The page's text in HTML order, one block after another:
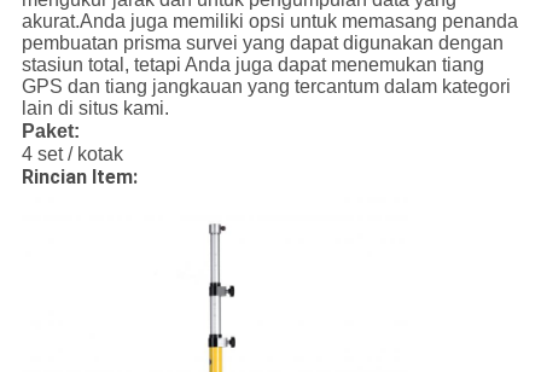
akurat.Anda juga memiliki opsi untuk memasang penanda
pembuatan prisma survei yang dapat digunakan dengan
stasiun total, tetapi Anda juga dapat menemukan tiang
GPS dan tiang jangkauan yang tercantum dalam kategori
lain di situs kami.
Paket:
4 set / kotak
Rincian Item: